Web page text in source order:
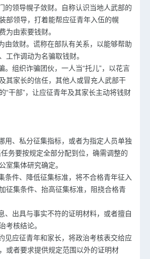
的领导幌子敛财。自称认识当地人武部的
部领导，打着能帮应征青年入伍的幌
为由索要钱财。
由敛财。谎称在部队有关系，以能够帮助
工作调动为名骗取钱财。
。组织诈骗团伙，一人当“托儿”，以花言
其家长的信任，其他人或冒充人武部干
“干部”，让应征青年及其家长主动将钱财
用、私分征集指标，或者为指定人员单独
务要按规定全部分配到位，确需调整的
室集体研究确定。
条件、降低征集标准，将不合格青年征入
征集条件、抬高征集标准，阻挠合格青
、出具与事实不符的证明材料，或者擅自
考核结论。
见应征青年和家长，将政治考核表交给应
或者要求提供规定范围以外的证明材